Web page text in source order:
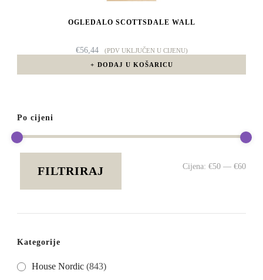
OGLEDALO SCOTTSDALE WALL
€56,44
(PDV UKLJUČEN U CIJENU)
DODAJ U KOŠARICU
Po cijeni
Min
FILTRIRAJ Cijena: €50 — €60
Kategorije
House Nordic (843)